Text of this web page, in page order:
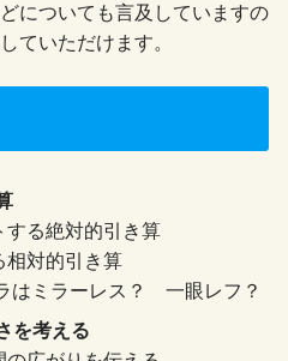
についても言及していますの
ていただけます。
する絶対的引き算
相対的引き算
はミラーレス？ 一眼レフ？
を考える